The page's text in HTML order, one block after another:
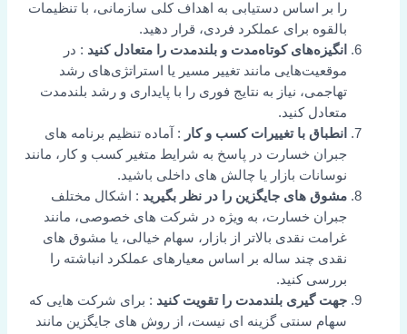
را بر اساس دستیابی به اهداف کلی سازمانی، با تنظیمات
بالقوه برای عملکرد فردی، قرار دهید.
انگیزه‌های کوتاه‌مدت و بلندمدت را متعادل کنید : در
موقعیت‌هایی مانند تغییر مسیر یا استراتژی‌های رشد
تهاجمی، نیاز به نتایج فوری را با پایداری و رشد بلندمدت
متعادل کنید.
انطباق با تغییرات کسب و کار : آماده تنظیم برنامه های
جبران خسارت در پاسخ به شرایط متغیر کسب و کار، مانند
نوسانات بازار یا چالش های داخلی باشید.
مشوق های جایگزین را در نظر بگیرید : اشکال مختلف
جبران خسارت، به ویژه در شرکت های خصوصی، مانند
غرامت نقدی بالاتر از بازار، سهام خیالی، یا مشوق های
نقدی چند ساله بر اساس معیارهای عملکرد انباشته را
بررسی کنید.
جهت گیری بلندمدت را تقویت کنید : برای شرکت هایی که
سهام سنتی گزینه ای نیست، از روش های جایگزین مانند